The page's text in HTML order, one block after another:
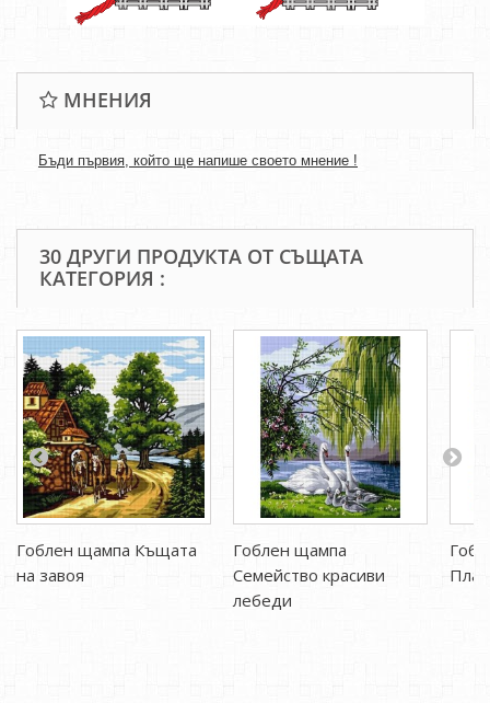
МНЕНИЯ
Бъди първия, който ще напише своето мнение !
30 ДРУГИ ПРОДУКТА ОТ СЪЩАТА
КАТЕГОРИЯ :
Гоблен щампа Къщата
на завоя
Гоблен щампа
Семейство красиви
лебеди